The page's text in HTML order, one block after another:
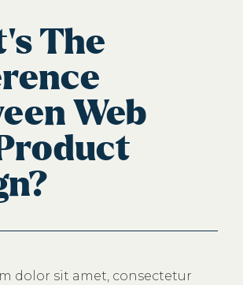
The
Web
dolor sit amet, consectetur